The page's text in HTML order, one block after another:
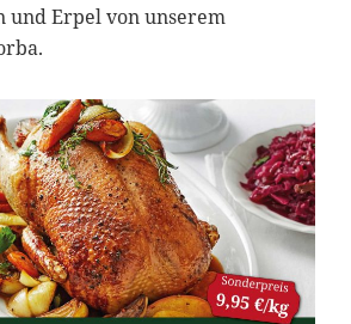
und Erpel von unserem